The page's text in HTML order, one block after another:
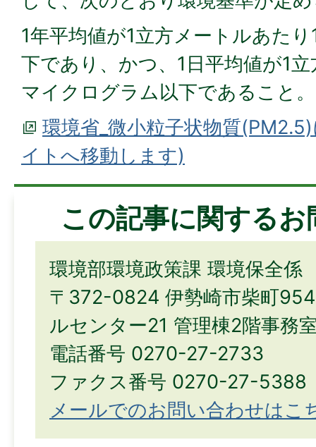
1年平均値が1立方メートルあた
下であり、かつ、1日平均値が1
マイクログラム以下であること。
環境省_微小粒子状物質
イトへ移動します)
この記事に関する
環境部環境政策課 環境保全係
〒372-0824 伊勢崎市柴町
ルセンター21 管理棟2階事務
電話番号 0270-27-2733
ファクス番号 0270-27-5388
メールでのお問い合わせはこ